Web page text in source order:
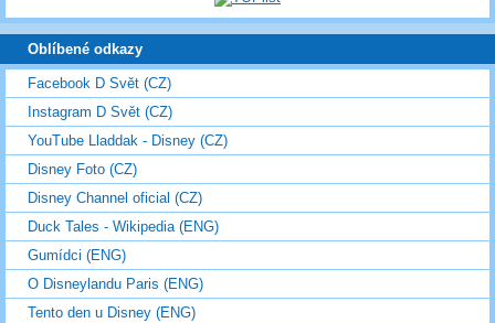
Oblíbené odkazy
Facebook D Svět (CZ)
Instagram D Svět (CZ)
YouTube Lladdak - Disney (CZ)
Disney Foto (CZ)
Disney Channel oficial (CZ)
Duck Tales - Wikipedia (ENG)
Gumídci (ENG)
O Disneylandu Paris (ENG)
Tento den u Disney (ENG)